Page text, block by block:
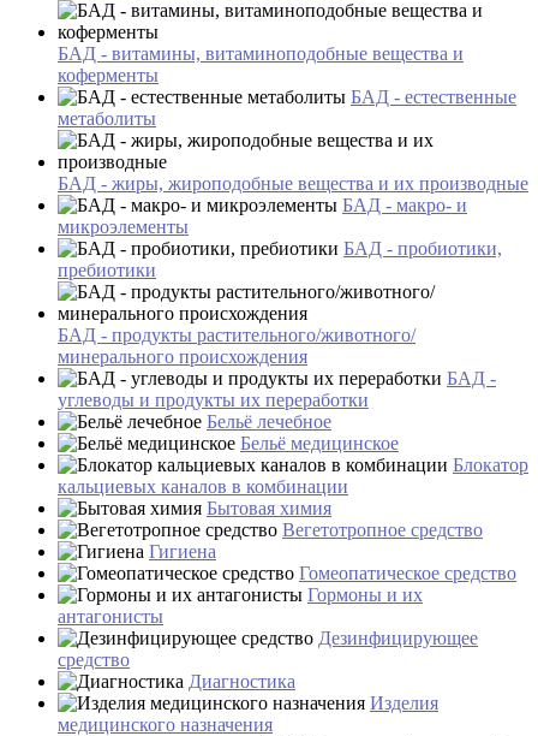
БАД - витамины, витаминоподобные вещества и
коферменты
БАД - естественные
метаболиты
БАД - жиры, жироподобные вещества и их производные
БАД - макро- и
микроэлементы
БАД - пробиотики,
пребиотики
БАД - продукты растительного/животного/
минерального происхождения
БАД -
углеводы и продукты их переработки
Бельё лечебное
Бельё медицинское
Блокатор
кальциевых каналов в комбинации
Бытовая химия
Вегетотропное средство
Гигиена
Гомеопатическое средство
Гормоны и их
антагонисты
Дезинфицирующее
средство
Диагностика
Изделия
медицинского назначения